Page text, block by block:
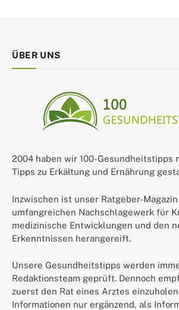
ÜBER UNS
2004 haben wir 100-Gesundheitstipps
Tipps zu Erkältung und Ernährung
Inzwischen ist unser Ratgeber-
umfangreichen Nachschlagewerk für
medizinische Entwicklungen und den
Erkenntnissen herangereift.
Unsere Gesundheitstipps werden
Redaktionsteam geprüft. Dennoch
zuerst den Rat eines Arztes
Informationen nur ergänzend, als